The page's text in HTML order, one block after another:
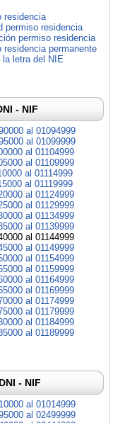
residencia
permiso residencia
permiso residencia
residencia permanente
la letra del NIE
- NIF
al 01094999
al 01099999
al 01104999
al 01109999
al 01114999
al 01119999
al 01124999
al 01129999
al 01134999
al 01139999
al 01144999
al 01149999
al 01154999
al 01159999
al 01164999
al 01169999
al 01174999
al 01179999
al 01184999
al 01189999
- NIF
al 01014999
al 02499999